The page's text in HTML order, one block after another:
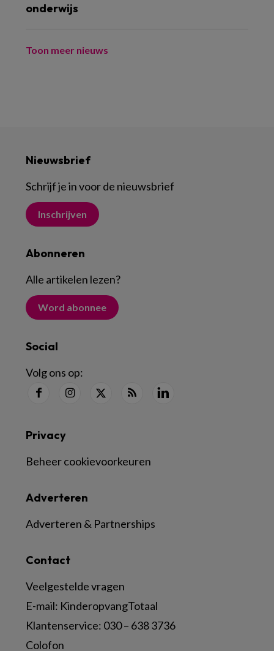
onderwijs
Toon meer nieuws
Nieuwsbrief
Schrijf je in voor de nieuwsbrief
Inschrijven
Abonneren
Alle artikelen lezen?
Word abonnee
Social
Volg ons op:
Contact
Veelgestelde vragen
E-mail: KinderopvangTotaal
Klantenservice: 030 – 638 3736
Colofon
Adverteren
Adverteren & Partnerships
Privacy
Beheer cookievoorkeuren